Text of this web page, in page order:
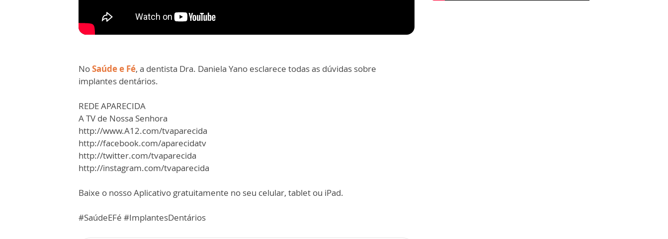
NoSaúde e Fé, a dentista Dra. Daniela Yano esclarece todas as dúvidas sobre
implantes dentários.
REDE APARECIDA
A TV de Nossa Senhora
http://www.A12.com/tvaparecida
http://facebook.com/aparecidatv
http://twitter.com/tvaparecida
http://instagram.com/tvaparecida
Baixe o nosso Aplicativo gratuitamente no seu celular, tablet ou iPad.
#SaúdeEFé #ImplantesDentários